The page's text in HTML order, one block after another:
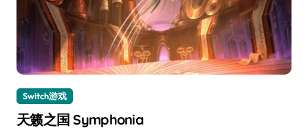
Switch游戏
天籁之国 Symphonia